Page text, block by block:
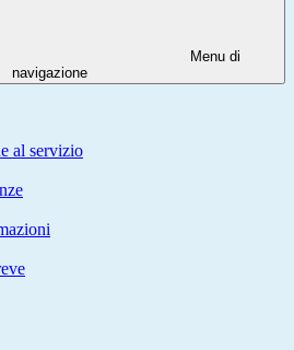
Menu di
navigazione
al servizio